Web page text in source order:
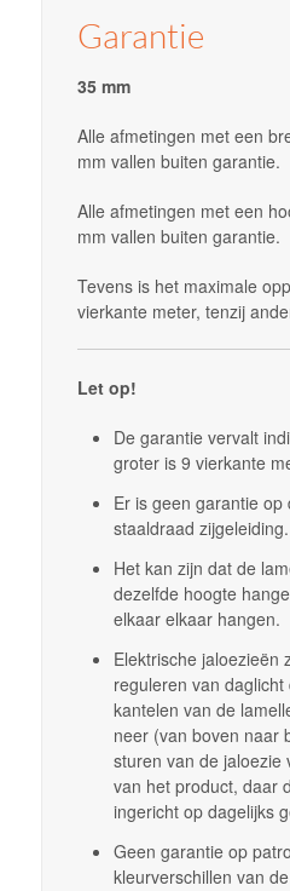
Garantie
35 mm
Alle afmetingen met een
mm vallen buiten garantie.
Alle afmetingen met een
mm vallen buiten garantie.
Tevens is het maximale
vierkante meter, tenzij
Let op!
De garantie vervalt
groter is 9 vierkante
Er is geen garantie
staaldraad zijgeleiding.
Het kan zijn dat de
dezelfde hoogte
elkaar elkaar hangen.
Elektrische jaloezieën
reguleren van
kantelen van de
neer (van boven naar
sturen van de jaloezie
van het product, daar
ingericht op dagelijks
Geen garantie op
kleurverschillen van